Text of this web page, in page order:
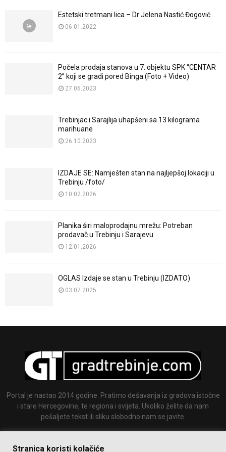
Estetski tretmani lica – Dr Jelena Nastić Đogović
06.01.2022
Počela prodaja stanova u 7. objektu SPK “CENTAR
2” koji se gradi pored Binga (Foto + Video)
27.06.2023
Trebinjac i Sarajlija uhapšeni sa 13 kilograma
marihuane
26.10.2023
IZDAJE SE: Namješten stan na najljepšoj lokaciji u
Trebinju /foto/
10.02.2026
Planika širi maloprodajnu mrežu: Potreban
prodavač u Trebinju i Sarajevu
12.01.2026
OGLAS Izdaje se stan u Trebinju (IZDATO)
03.07.2025
Portal je nastao 2014 godine. Pratimo dešavanja iz gradova istočne
i stare Hercegovine, te regiona i svijeta. Ukoliko želite da nam
pošaljete tekst ili sliku slobodno nam se javite.
Stranica koristi kolačiće